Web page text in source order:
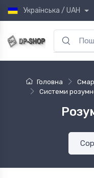
Українська / UAH
Головна
Системи